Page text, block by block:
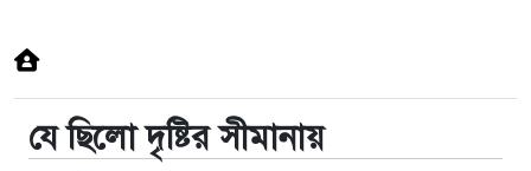
যে ছিলো দৃষ্টির সীমানায়